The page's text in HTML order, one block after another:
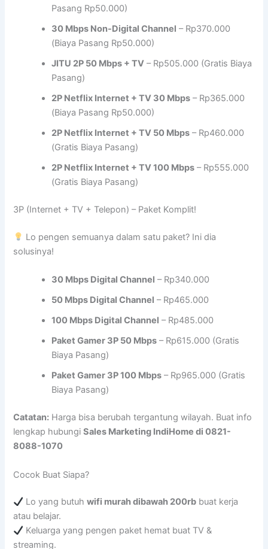
Pasang Rp50.000)
30 Mbps Non-Digital Channel – Rp370.000
(Biaya Pasang Rp50.000)
JITU 2P 50 Mbps + TV – Rp505.000 (Gratis Biaya
Pasang)
2P Netflix Internet + TV 30 Mbps – Rp365.000
(Biaya Pasang Rp50.000)
2P Netflix Internet + TV 50 Mbps – Rp460.000
(Gratis Biaya Pasang)
2P Netflix Internet + TV 100 Mbps – Rp555.000
(Gratis Biaya Pasang)
3P (Internet + TV + Telepon) – Paket Komplit!
Lo pengen semuanya dalam satu paket? Ini dia
solusinya!
30 Mbps Digital Channel – Rp340.000
50 Mbps Digital Channel – Rp465.000
100 Mbps Digital Channel – Rp485.000
Paket Gamer 3P 50 Mbps – Rp615.000 (Gratis
Biaya Pasang)
Paket Gamer 3P 100 Mbps – Rp965.000 (Gratis
Biaya Pasang)
Catatan: Harga bisa berubah tergantung wilayah. Buat info
lengkap hubungiSales Marketing IndiHome di 0821-
8088-1070
Cocok Buat Siapa?
Lo yang butuhwifi murah dibawah 200rb buat kerja
atau belajar.
Keluarga yang pengen paket hemat buat TV &
streaming.